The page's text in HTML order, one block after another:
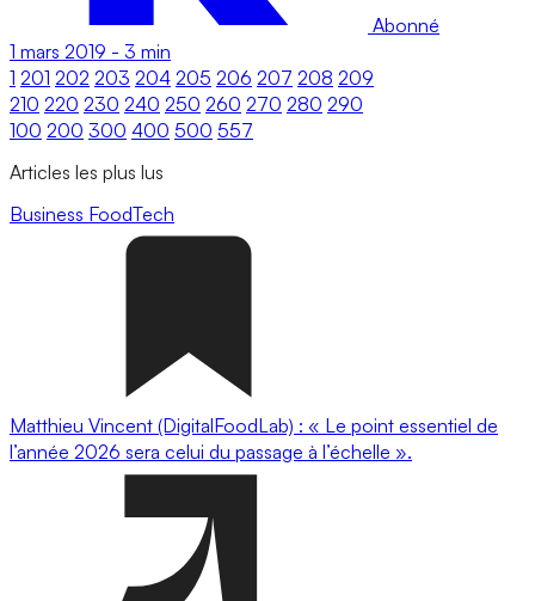
Abonné
1 mars 2019 - 3 min
1 201 202 203 204 205 206 207 208 209
210 220 230 240 250 260 270 280 290
100 200 300 400 500 557
Articles les plus lus
Business FoodTech
Matthieu Vincent (DigitalFoodLab) : « Le point essentiel de
l’année 2026 sera celui du passage à l’échelle ».